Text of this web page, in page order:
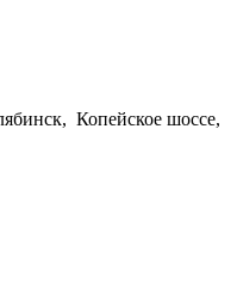
Копейское шоссе,